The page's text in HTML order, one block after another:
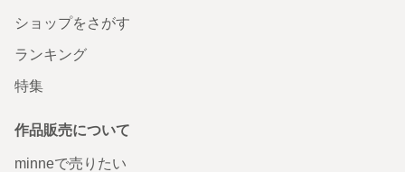
ショップをさがす
ランキング
特集
作品販売について
minneで売りたい